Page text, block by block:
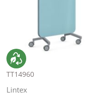
TT14960
Lintex